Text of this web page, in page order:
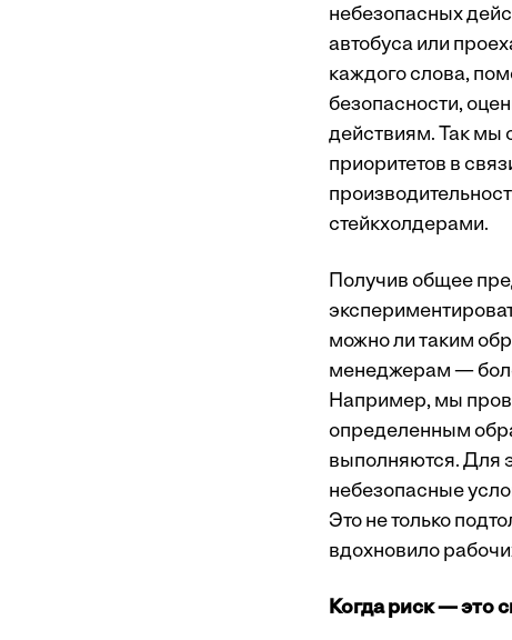
небезопасных
автобуса или
каждого слова,
безопасности,
действиям. Так мы
приоритетов в
стейкхолдерами.
Получив общее
можно ли таким
менеджерам —
Например, мы
определенным
выполняются. Для
небезопасные
Это не только
вдохновило
Когда риск — это